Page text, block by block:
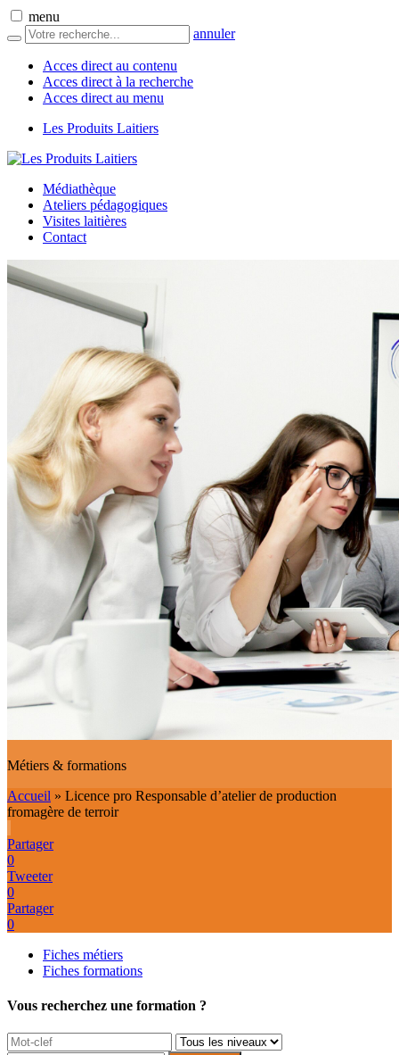
menu
annuler
Acces direct au contenu
Acces direct à la recherche
Acces direct au menu
Les Produits Laitiers
Médiathèque
Ateliers pédagogiques
Visites laitières
Contact
Métiers & formations
Accueil » Licence pro Responsable d’atelier de production
fromagère de terroir
Partager
0
Tweeter
0
Partager
0
Fiches métiers
Fiches formations
Vous recherchez une formation ?